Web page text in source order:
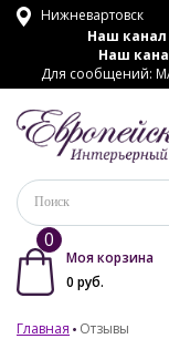
Нижневартовск
Наш канал
Наш
Для сообщений:
0
Моя корзина
0 руб.
Главная Отзывы